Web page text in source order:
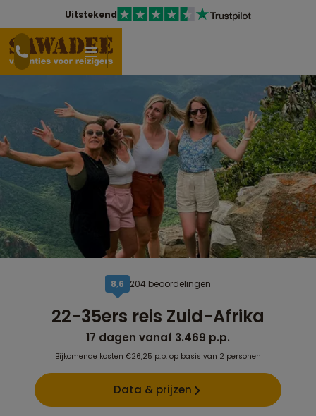
Uitstekend
8,6 204 beoordelingen
22-35ers reis Zuid-Afrika
17 dagen vanaf 3.469 p.p.
Bijkomende kosten €26,25 p.p. op basis van 2 personen
Data & prijzen